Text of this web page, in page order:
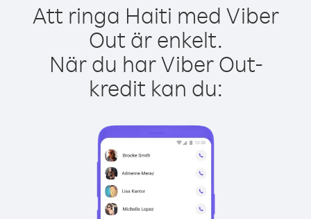
Att ringa Haiti med Viber
Out är enkelt.
När du har Viber Out-
kredit kan du: